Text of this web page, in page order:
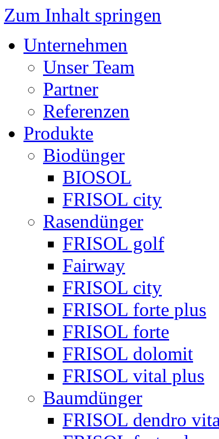
Zum Inhalt springen
Unternehmen
Unser Team
Partner
Referenzen
Produkte
Biodünger
BIOSOL
FRISOL city
Rasendünger
FRISOL golf
Fairway
FRISOL city
FRISOL forte plus
FRISOL forte
FRISOL dolomit
FRISOL vital plus
Baumdünger
FRISOL dendro